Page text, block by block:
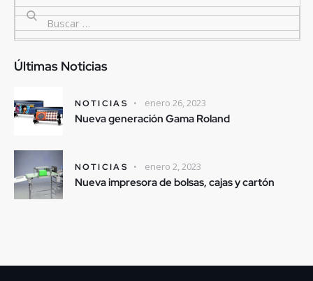
Últimas Noticias
NOTICIAS enero 26, 2023
Nueva generación Gama Roland
NOTICIAS enero 2, 2023
Nueva impresora de bolsas, cajas y cartón